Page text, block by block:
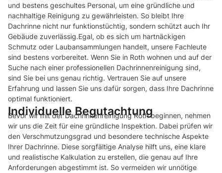
und bestens geschultes Personal, um eine gründliche und
nachhaltige Reinigung zu gewährleisten. So bleibt Ihre
Dachrinne nicht nur funktionstüchtig, sondern schützt auch Ihr
Gebäude zuverlässig.Egal, ob es sich um hartnäckigen
Schmutz oder Laubansammlungen handelt, unsere Fachleute
sind bestens vorbereitet. Wenn Sie in Roth wohnen und auf der
Suche nach einer professionellen Dachrinnenreinigung sind,
sind Sie bei uns genau richtig. Vertrauen Sie auf unsere
Erfahrung und lassen Sie uns dafür sorgen, dass Ihre Dachrinne
optimal funktioniert.
Individuelle Begutachtung
Bevor wir mit der Dachrinnenreinigung Roth beginnen, nehmen
wir uns die Zeit für eine gründliche Inspektion. Dabei prüfen wir
den Verschmutzungsgrad und besondere technische Aspekte
Ihrer Dachrinne. Diese sorgfältige Analyse hilft uns, eine klare
und realistische Kalkulation zu erstellen, die genau auf Ihre
Anforderungen abgestimmt ist. So vermeiden wir unnötige